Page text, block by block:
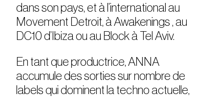
dans son pays, et à l’international au
Movement Detroit, à Awakenings , au
DC10 d’Ibiza ou au Block à Tel Aviv.
En tant que productrice, ANNA
accumule des sorties sur nombre de
labels qui dominent la techno actuelle,